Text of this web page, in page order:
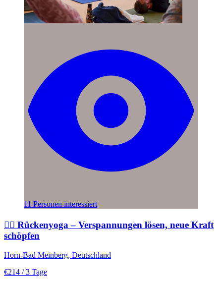
11 Personen interessiert
🧘‍♀️ Rückenyoga – Verspannungen lösen, neue Kraft
schöpfen
Horn-Bad Meinberg, Deutschland
€214 / 3 Tage